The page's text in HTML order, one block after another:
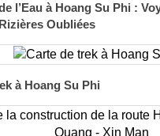
l’Eau à Hoang Su Phi :
Oubliées
à Hoang Su Phi